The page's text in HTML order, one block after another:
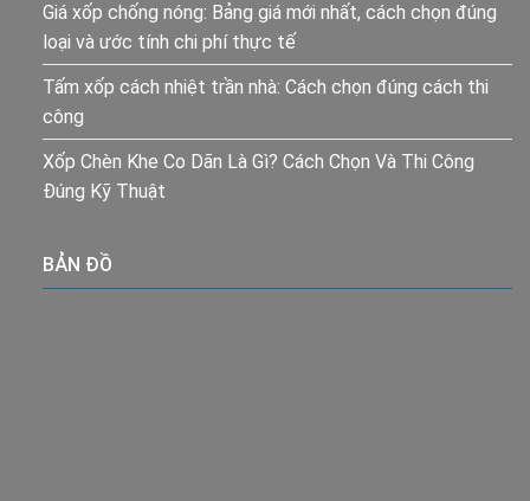
Giá xốp chống nóng: Bảng giá mới nhất, cách chọn đúng
loại và ước tính chi phí thực tế
Tấm xốp cách nhiệt trần nhà: Cách chọn đúng cách thi
công
Xốp Chèn Khe Co Dãn Là Gì? Cách Chọn Và Thi Công
Đúng Kỹ Thuật
BẢN ĐỒ